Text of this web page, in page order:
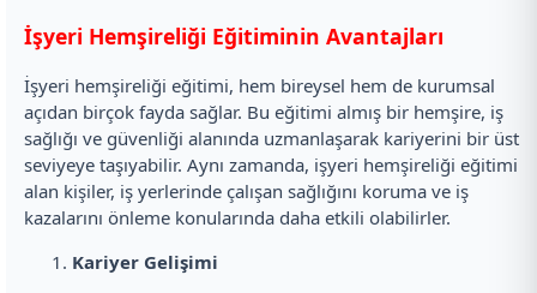
İşyeri Hemşireliği Eğitiminin Avantajları
İşyeri hemşireliği eğitimi, hem bireysel hem de kurumsal
açıdan birçok fayda sağlar. Bu eğitimi almış bir hemşire, iş
sağlığı ve güvenliği alanında uzmanlaşarak kariyerini bir üst
seviyeye taşıyabilir. Aynı zamanda, işyeri hemşireliği eğitimi
alan kişiler, iş yerlerinde çalışan sağlığını koruma ve iş
kazalarını önleme konularında daha etkili olabilirler.
Kariyer Gelişimi